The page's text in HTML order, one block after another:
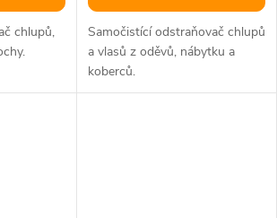
chlupů,
Samočistící odstraňovač chlupů
a vlasů z oděvů, nábytku a
koberců.